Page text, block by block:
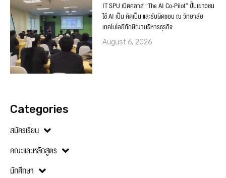
IT SPU เปิดคลาส “The AI Co-Pilot” ปั้นเยาวชน
ใช้ AI เป็น คิดเป็น และรับผิดชอบ ณ วิทยาลัย
เทคโนโลยีทักษิณาบริหารธุรกิจ
August 6, 2026
Categories
สมัครเรียน
คณะและหลักสูตร
นักศึกษา